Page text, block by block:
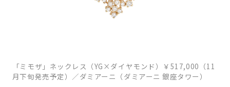
「ミモザ」ネックレス（YG×ダイヤモンド）￥517,000（11
月下旬発売予定）／ダミアーニ（ダミアーニ 銀座タワー）